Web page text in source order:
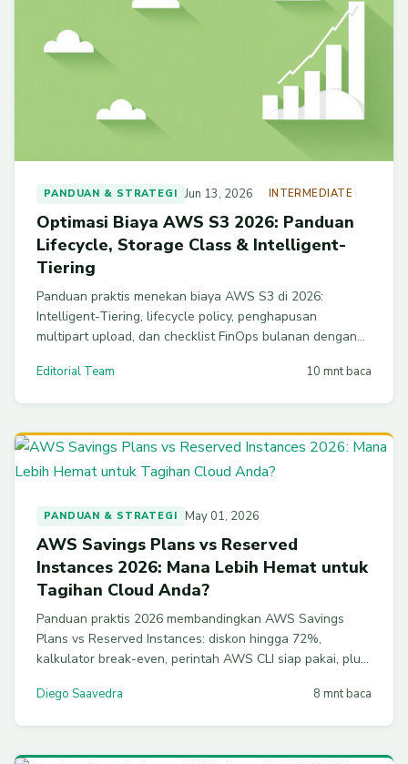
PANDUAN & STRATEGI Jun 13, 2026 INTERMEDIATE
Optimasi Biaya AWS S3 2026: Panduan
Lifecycle, Storage Class & Intelligent-
Tiering
Panduan praktis menekan biaya AWS S3 di 2026:
Intelligent-Tiering, lifecycle policy, penghapusan
multipart upload, dan checklist FinOps bulanan dengan
Editorial Team 10 mnt baca
PANDUAN & STRATEGI May 01, 2026
AWS Savings Plans vs Reserved
Instances 2026: Mana Lebih Hemat untuk
Tagihan Cloud Anda?
Panduan praktis 2026 membandingkan AWS Savings
Plans vs Reserved Instances: diskon hingga 72%,
kalkulator break-even, perintah AWS CLI siap pakai, plus
AWS tanpa over-commit.
Diego Saavedra 8 mnt baca